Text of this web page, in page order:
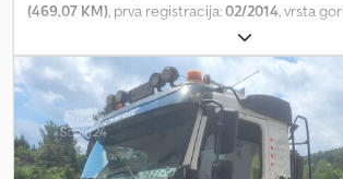
(469,07 KM), prva registracija:02/2014, vrsta
, največja dovoljena obremenitev:
skupna masa:26.000 kg, konfiguracija osi:6x2,
4.600 mm , zavore:zaviranje z motorjem, barva:
kabina:
spalna kabina, vrsta prenosa:samodejen
Euro 6, vzmetenje: , število sedežev:2,
Oprema:ABS, centralno zaklepanje, dvižna
elektronski program stabilnosti (ESP), filter